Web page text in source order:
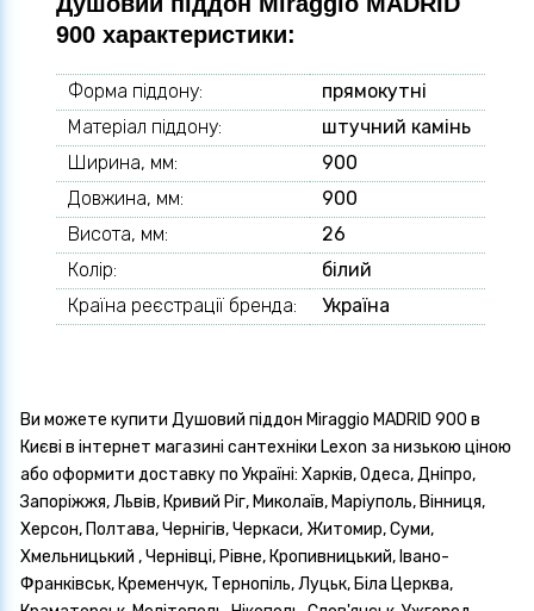
900 характеристики:
Форма піддону:
прямокутні
Матеріал піддону:
штучний камінь
Ширина, мм:
900
Довжина, мм:
900
Висота, мм:
26
Колір:
білий
Країна реєстрації бренда:
Україна
Ви можете купити Душовий піддон Miraggio MADRID 900 в
Києві в інтернет магазині сантехніки Lexon за низькою ціною
або оформити доставку по Україні: Харків, Одеса, Дніпро,
Запоріжжя, Львів, Кривий Ріг, Миколаїв, Маріуполь, Вінниця,
Херсон, Полтава, Чернігів, Черкаси, Житомир, Суми,
Хмельницький , Чернівці, Рівне, Кропивницький, Івано-
Франківськ, Кременчук, Тернопіль, Луцьк, Біла Церква,